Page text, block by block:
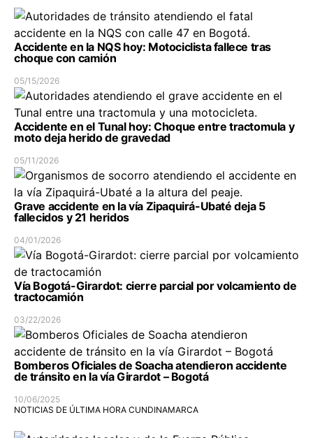
Accidente en la NQS hoy: Motociclista fallece tras
choque con camión
05/15/2026
Accidente en el Tunal hoy: Choque entre tractomula y
moto deja herido de gravedad
05/11/2026
Grave accidente en la vía Zipaquirá-Ubaté deja 5
fallecidos y 21 heridos
04/01/2026
Vía Bogotá-Girardot: cierre parcial por volcamiento de
tractocamión
03/22/2026
Bomberos Oficiales de Soacha atendieron accidente
de tránsito en la vía Girardot – Bogotá
10/06/2025
NOTICIAS DE ÚLTIMA HORA CUNDINAMARCA